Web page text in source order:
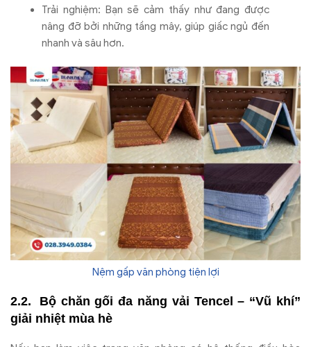
Trải nghiệm: Bạn sẽ cảm thấy như đang được
nâng đỡ bởi những tầng mây, giúp giấc ngủ đến
nhanh và sâu hơn.
Nệm gấp văn phòng tiện lợi
Bộ chăn gối đa năng vải Tencel – “Vũ khí”
giải nhiệt mùa hè